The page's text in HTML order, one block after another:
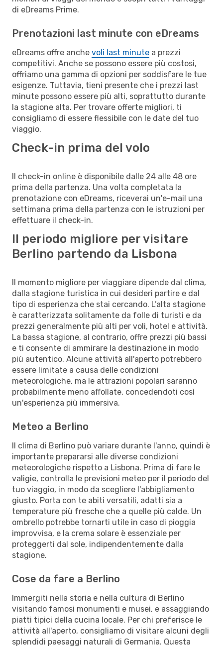
di eDreams Prime.
Prenotazioni last minute con eDreams
eDreams offre anche voli last minute a prezzi
competitivi. Anche se possono essere più costosi,
offriamo una gamma di opzioni per soddisfare le tue
esigenze. Tuttavia, tieni presente che i prezzi last
minute possono essere più alti, soprattutto durante
la stagione alta. Per trovare offerte migliori, ti
consigliamo di essere flessibile con le date del tuo
viaggio.
Check-in prima del volo
Il check-in online è disponibile dalle 24 alle 48 ore
prima della partenza. Una volta completata la
prenotazione con eDreams, riceverai un'e-mail una
settimana prima della partenza con le istruzioni per
effettuare il check-in.
Il periodo migliore per visitare
Berlino partendo da Lisbona
Il momento migliore per viaggiare dipende dal clima,
dalla stagione turistica in cui desideri partire e dal
tipo di esperienza che stai cercando. L’alta stagione
è caratterizzata solitamente da folle di turisti e da
prezzi generalmente più alti per voli, hotel e attività.
La bassa stagione, al contrario, offre prezzi più bassi
e ti consente di ammirare la destinazione in modo
più autentico. Alcune attività all'aperto potrebbero
essere limitate a causa delle condizioni
meteorologiche, ma le attrazioni popolari saranno
probabilmente meno affollate, concedendoti così
un'esperienza più immersiva.
Meteo a Berlino
Il clima di Berlino può variare durante l'anno, quindi è
importante prepararsi alle diverse condizioni
meteorologiche rispetto a Lisbona. Prima di fare le
valigie, controlla le previsioni meteo per il periodo del
tuo viaggio, in modo da scegliere l'abbigliamento
giusto. Porta con te abiti versatili, adatti sia a
temperature più fresche che a quelle più calde. Un
ombrello potrebbe tornarti utile in caso di pioggia
improvvisa, e la crema solare è essenziale per
proteggerti dal sole, indipendentemente dalla
stagione.
Cose da fare a Berlino
Immergiti nella storia e nella cultura di Berlino
visitando famosi monumenti e musei, e assaggiando
piatti tipici della cucina locale. Per chi preferisce le
attività all'aperto, consigliamo di visitare alcuni degli
splendidi paesaggi naturali di Germania. Questa